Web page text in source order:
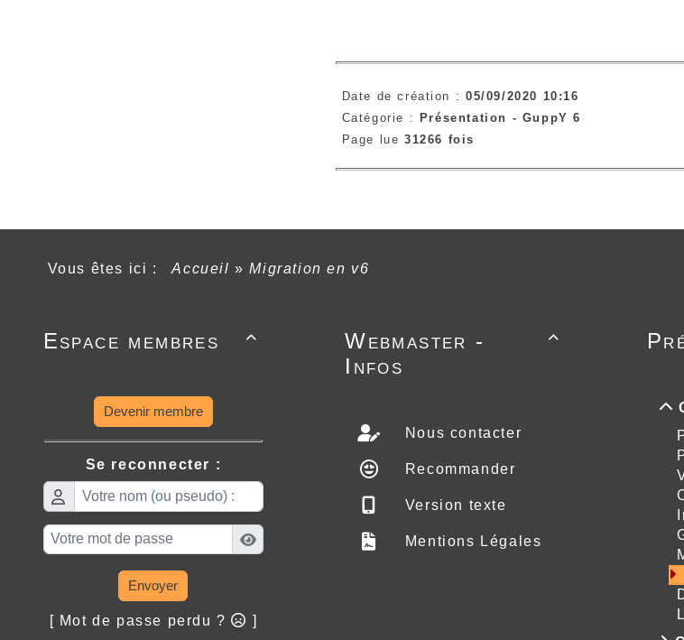
Date de création : 05/09/2020 10:16
Catégorie :
Présentation - GuppY 6
Page lue 31266 fois
Vous êtes ici : Accueil»Migration en v6

Espace membres
Devenir membre
Se reconnecter :
Envoyer
[ Mot de passe perdu ? ]

Webmaster -
Infos
Nous contacter
Recommander
Version texte
Mentions Légales